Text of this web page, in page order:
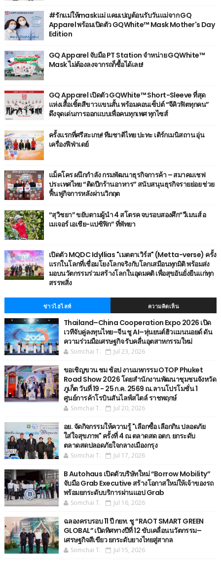
#รักแม่ให้maskแม่ แคมเปญต้อนรับวันแม่จาก GQ
Apparel พร้อมเปิดตัว GQWhite™ Mask Mother's Day
Edition
GQ Apparel จับมือ PT Station จำหน่าย GQWhite™
Mask ไม่ต้องลงจากรถก็ซื้อได้เลย!
GQ Apparel เปิดตัว GQWhite™ Short-Sleeve ที่สุด
แห่งเสื้อเชิ้ตสีขาวแขนสั้น พร้อมคอนเซ็ปต์ “จีคิวฟิตทุกคน”
ดึงจุดเด่นการออกแบบเพื่อคนทุกเพศ ทุกไซส์
ครั้งแรกที่ศรีสะเกษ! ทีมชาติไทย ปะทะ เติร์กเมนิสถาน อุ่น
เครื่องฟีฟ่าเดย์
แม็คโคร ผนึกกำลัง กรมพัฒนาธุรกิจการค้า – สมาคมเชฟ
ประเทศไทย “ติดปีกร้านอาหาร” สนับสนุนธุรกิจรายย่อย ช่วย
ฟื้นฟูกิจการหลังผ่านวิกฤต
“สุวิชยา” ขยับตามผู้นำ 4 สโตรค จบรอบสองศึก“วีเมนส์ อ
เมเจอร์ เอเชีย-แปซิฟิก” ที่พัทยา
เปิดตัว MQDC Idyllias "เมตตาเวิร์ส" (Metta-verse) ครั้ง
แรกในโลกที่เชื่อมโยงโลกจริงกับโลกเสมือนทุกมิติ พร้อมส่ง
มอบนวัตกรรมร่วมสร้างโลกในอุดมคติ เพื่อสุขอันยั่งยืนแก่ทุก
สรรพสิ่ง
ข่าวไฮไลท์ ความคิดเห็น
Thailand–China Cooperation Expo 2026 เปิด
เวทีจับคู่ลงทุนไทย–จีน ชู AI–หุ่นยนต์ฮิวแมนนอยด์ ดัน
ความร่วมมือเศรษฐกิจ รับคลื่นอุตสาหกรรมใหม่
Somchai T. Jul 23, 2026
ขอเชิญขวน ชม ช้อป งานมหกรรม OTOP Phuket
Road Show 2026 โดยสำนักงานพัฒนาชุมชนจังหวัด
ภูเก็ต วันที่ 19 - 25 ก.ค. 2569 ณ.ลานโปรโมชั่น 1
ศูนย์การค้าโรบินสันไลฟ์สไตล์ ราชพฤกษ์
Somchai T. Jul 20, 2026
อย. จัดกิจกรรมให้ความรู้ "เลือกซื้อ เลือกกิน ปลอดภัย
ใส่ใจสุขภาพ" ครั้งที่ 4 ณ ตลาดสด อตก. ยกระดับ
ตลาดสดปลอดภัยใจกลางเมืองกรุง
Somchai T. Jul 17, 2026
B Autohaus เปิดตัวบริษัทใหม่ “Borrow Mobility”
จับมือ Grab Executive สร้างโอกาสใหม่ให้เจ้าของรถ
พร้อมยกระดับบริการผ่านแอป Grab
Somchai T. Jul 16, 2026
ฉลองครบรอบ 11 ปี กยท. ชู “RAOT SMART GREEN
GLOBAL” เปิดทิศทางปีที่ 12 ขับเคลื่อนนวัตกรรม–
เศรษฐกิจสีเขียว ยกระดับยางไทยสู่สากล
Somchai T. Jul 15, 2026